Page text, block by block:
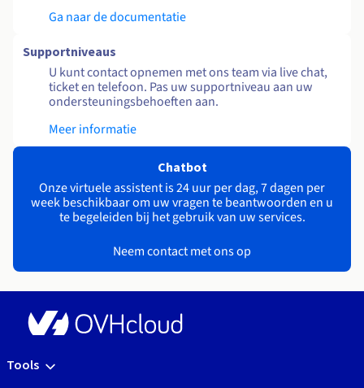
Ga naar de documentatie
Supportniveaus
U kunt contact opnemen met ons team via live chat,
ticket en telefoon. Pas uw supportniveau aan uw
ondersteuningsbehoeften aan.
Meer informatie
Chatbot
Onze virtuele assistent is 24 uur per dag, 7 dagen per
week beschikbaar om uw vragen te beantwoorden en u
te begeleiden bij het gebruik van uw services.
Neem contact met ons op
Tools